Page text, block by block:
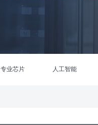
专业芯片 人工智能